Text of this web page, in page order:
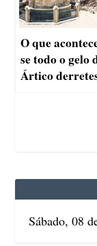
O que
se todo o gelo
Ártico
Sábado, 08